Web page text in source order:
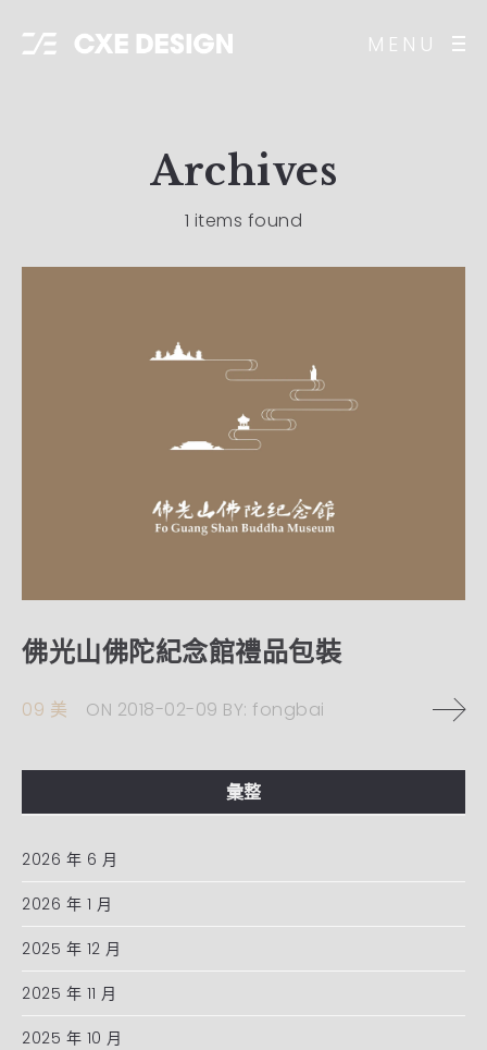
MENU
Archives
1 items found
佛光山佛陀紀念館禮品包裝
09 美 ON 2018-02-09 BY: fongbai
彙整
2026 年 6 月
2026 年 1 月
2025 年 12 月
2025 年 11 月
2025 年 10 月